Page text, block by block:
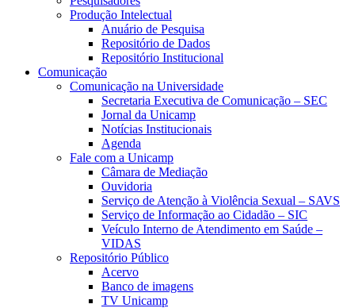
Produção Intelectual
Anuário de Pesquisa
Repositório de Dados
Repositório Institucional
Comunicação
Comunicação na Universidade
Secretaria Executiva de Comunicação – SEC
Jornal da Unicamp
Notícias Institucionais
Agenda
Fale com a Unicamp
Câmara de Mediação
Ouvidoria
Serviço de Atenção à Violência Sexual – SAVS
Serviço de Informação ao Cidadão – SIC
Veículo Interno de Atendimento em Saúde –
VIDAS
Repositório Público
Acervo
Banco de imagens
TV Unicamp